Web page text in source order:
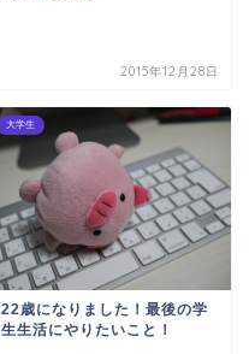
2015年12月28日
大学生
22歳になりました！最後の学
生生活にやりたいこと！